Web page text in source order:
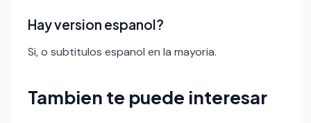
Hay version espanol?
Si, o subtitulos espanol en la mayoria.
Tambien te puede interesar